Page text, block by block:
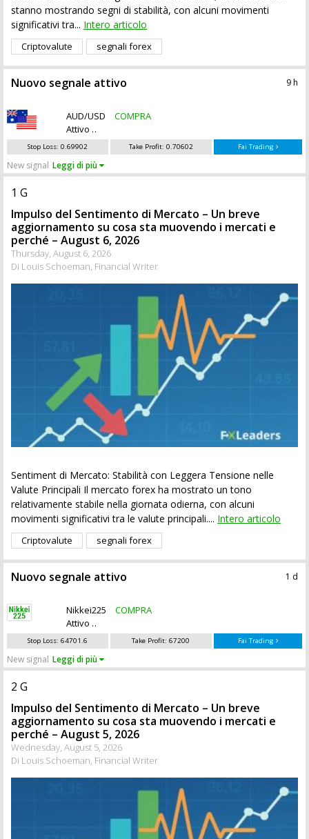
stanno mostrando segni di stabilità, con alcuni movimenti
significativi tra... Intero articolo
Criptovalute segnali forex
Nuovo segnale attivo 9 h
AUD/USD
COMPRA
Attivo
Stop Loss: 0.69902 Take Profit: 0.70602 Fai Trading
New signal Leggi di più
1 G
Impulso del Sentimento di Mercato – Un breve
aggiornamento su cosa sta muovendo i mercati e
perché – August 6, 2026
Thursday, August 6, 2026
Di Louis Schoeman, Financial Writer
Sentiment di Mercato: Stabilità con Leggera Tensione nelle
Valute Principali Il mercato forex ha mostrato un tono
relativamente stabile nella giornata odierna, con alcuni
movimenti significativi tra le valute principali.... Intero articolo
Criptovalute segnali forex
Nuovo segnale attivo 1 d
Nikkei225
COMPRA
Attivo
Stop Loss: 64701.6 Take Profit:67200 Fai Trading
New signal Leggi di più
2 G
Impulso del Sentimento di Mercato – Un breve
aggiornamento su cosa sta muovendo i mercati e
perché – August 5, 2026
Wednesday, August 5, 2026
Di Louis Schoeman, Financial Writer